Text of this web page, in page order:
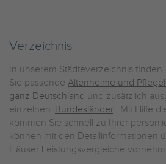
Verzeichnis
In unserem Städteverzeichnis finden
Sie passende Altenheime und
ganz Deutschland und zusätzlich
einzelnen Bundesländer. Mit Hilfe
kommen Sie schnell zu Ihrer
können mit den Detailinformationen
Häuser Leistungsvergleiche